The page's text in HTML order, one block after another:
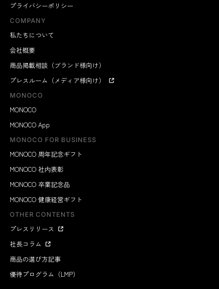
プライバシーポリシー
COMPANY
私たちについて
会社概要
商品掲載相談（ブランド様向け）
プレスルーム（メディア様向け）
MONOCO
MONOCO
MONOCO App
MONOCO FOR BUSINESS
MONOCO 周年記念ギフト
MONOCO 社内表彰
MONOCO 卒業記念品
MONOCO 健康経営ギフト
OTHER CONTENTS
プレスリリース
社長コラム
商品の選び方記事
優待プログラム（LMP）